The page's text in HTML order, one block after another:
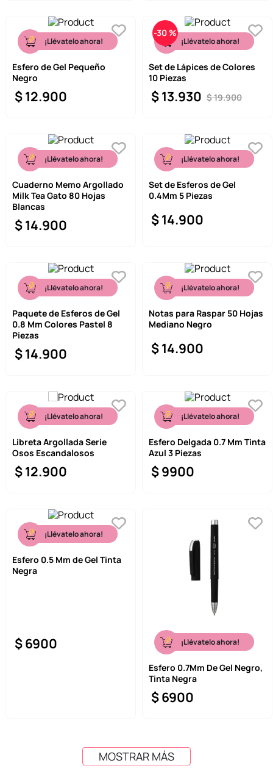
¡Llévatelo ahora!
Esfero de Gel Pequeño
Negro
$12.900
-30 %
¡Llévatelo ahora!
Set de Lápices de Colores
10 Piezas
$19.900
$13.930
¡Llévatelo ahora!
Cuaderno Memo Argollado
Milk Tea Gato 80 Hojas
Blancas
$14.900
¡Llévatelo ahora!
Set de Esferos de Gel
0.4Mm 5 Piezas
$14.900
¡Llévatelo ahora!
Paquete de Esferos de Gel
0.8 Mm Colores Pastel 8
Piezas
$14.900
¡Llévatelo ahora!
Notas para Raspar 50 Hojas
Mediano Negro
$14.900
¡Llévatelo ahora!
Libreta Argollada Serie
Osos Escandalosos
$12.900
¡Llévatelo ahora!
Esfero Delgada 0.7 Mm Tinta
Azul 3 Piezas
$9900
¡Llévatelo ahora!
Esfero 0.5 Mm de Gel Tinta
Negra
$6900 ¡Llévatelo ahora!
Esfero 0.7Mm De Gel Negro,
Tinta Negra
$6900
MOSTRAR MÁS